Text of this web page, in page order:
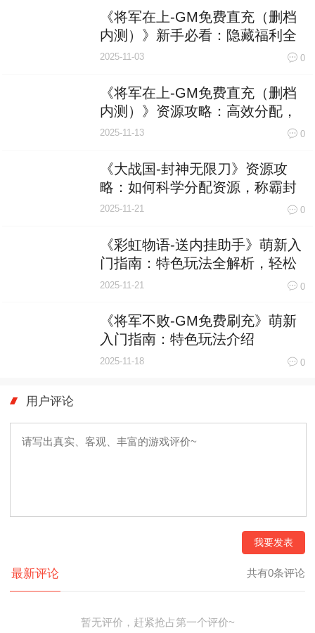
《将军在上-GM免费直充（删档
内测）》新手必看：隐藏福利全
揭秘，轻松开局赢在起跑线！
2025-11-03 0
《将军在上-GM免费直充（删档
内测）》资源攻略：高效分配，
赢在起跑线！
2025-11-13 0
《大战国-封神无限刀》资源攻
略：如何科学分配资源，称霸封
神战场
2025-11-21 0
《彩虹物语-送内挂助手》萌新入
门指南：特色玩法全解析，轻松
玩转奇幻世界！
2025-11-21 0
《将军不败-GM免费刷充》萌新
入门指南：特色玩法介绍
2025-11-18 0
用户评论
我要发表
最新评论 共有0条评论
暂无评价，赶紧抢占第一个评价~